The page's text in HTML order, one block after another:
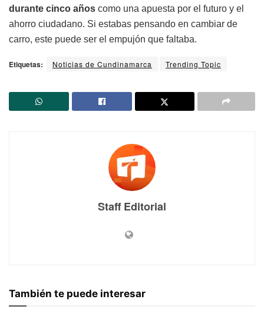
durante cinco años como una apuesta por el futuro y el
ahorro ciudadano. Si estabas pensando en cambiar de
carro, este puede ser el empujón que faltaba.
Etiquetas: Noticias de Cundinamarca Trending Topic
Staff Editorial
También te puede interesar